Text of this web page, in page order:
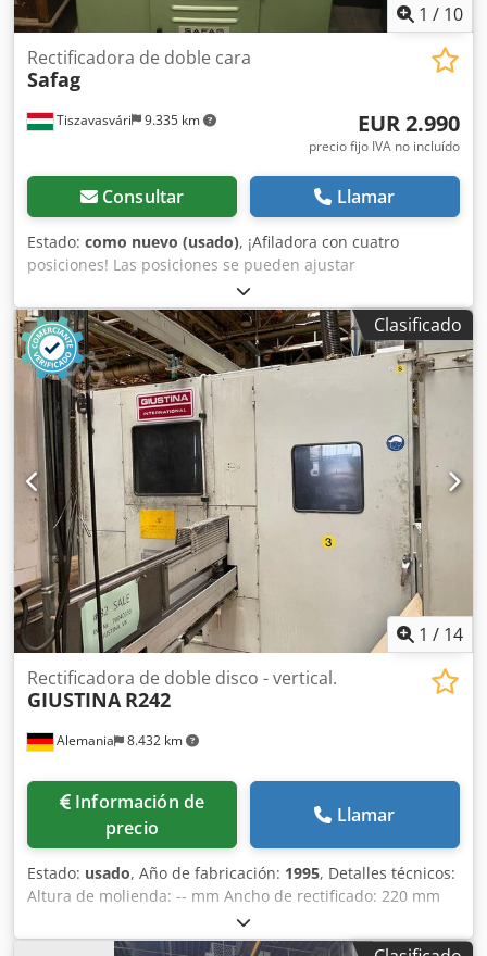
1 / 10
Tiszavasvári 9.335 km
Rectificadora de doble cara
Safag
EUR 2.990
precio fijo IVA no incluído
Consultar Llamar
Estado: como nuevo (usado), ¡Afiladora con cuatro
posiciones! Las posiciones se pueden ajustar
individualmente. Dsdpfxszfyxhj Aqpokr Normalmente, se
utiliza para afilar herramientas de corte, como cuchillas
para tornos. La torreta se mueve hacia adelante y hacia
atrás mediante un sistema hidráulico. ¡Es una máquina
muy precisa, sencilla y rápida! Se puede probar en las
instalaciones.
Clasificado
1 / 14
Alemania 8.432 km
Rectificadora de doble disco - vertical.
GIUSTINA R242
Información de
precio
Llamar
Estado: usado, Año de fabricación: 1995, Detalles técnicos:
Altura de molienda: -- mm Ancho de rectificado: 220 mm
Diámetro de la muela abrasiva: 762 mm Necesidad total de
potencia: 90 kW Peso aproximado de la máquina: 13 t